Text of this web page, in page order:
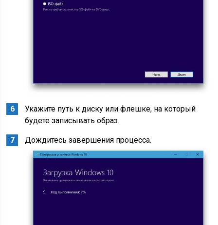
Укажите путь к диску или флешке, на который
будете записывать образ.
Дождитесь завершения процесса.